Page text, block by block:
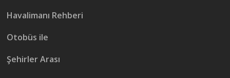
Havalimanı Rehberi
Otobüs ile
Şehirler Arası